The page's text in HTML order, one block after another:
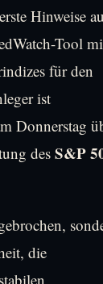
Hinweise
Tool
für den
ist
Donnerstag
des S&P
die